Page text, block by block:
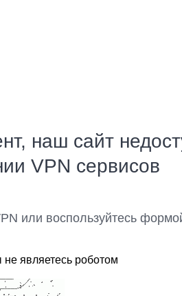
наш сайт
VPN сервисов
или воспользуйтесь
являетесь роботом